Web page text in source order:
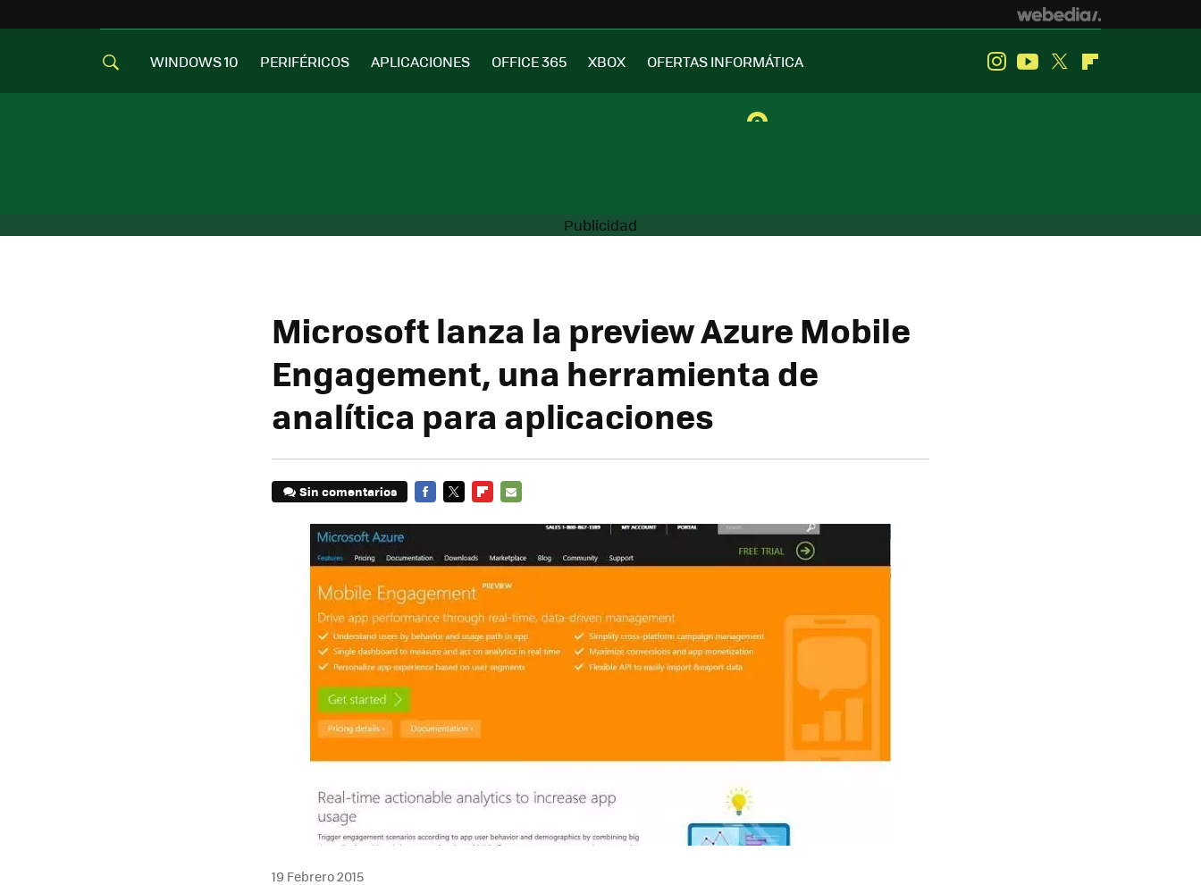
WINDOWS 10 PERIFÉRICOS APLICACIONES OFFICE 365 XBOX OFERTAS INFORMÁTICA InstagramYoutube
Twitter
Microsoft lanza la preview Azure Mobile
Engagement, una herramienta de
analítica para aplicaciones
Sin comentarios
19 Febrero 2015